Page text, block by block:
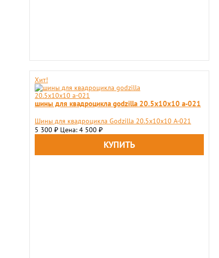
Хит!
шины для квадроцикла godzilla 20.5x10x10 a-021
Шины для квадроцикла Godzilla 20.5x10x10 A-021
5 300 ₽ Цена: 4 500 ₽